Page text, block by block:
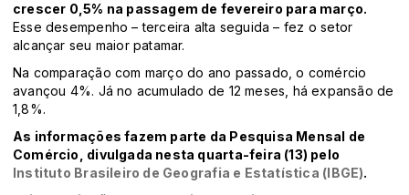
crescer 0,5% na passagem de fevereiro para março.
Esse desempenho – terceira alta seguida – fez o setor
alcançar seu maior patamar.
Na comparação com março do ano passado, o comércio
avançou 4%. Já no acumulado de 12 meses, há expansão de
1,8%.
As informações fazem parte da Pesquisa Mensal de
Comércio, divulgada nesta quarta-feira (13) pelo
Instituto Brasileiro de Geografia e Estatística (IBGE).